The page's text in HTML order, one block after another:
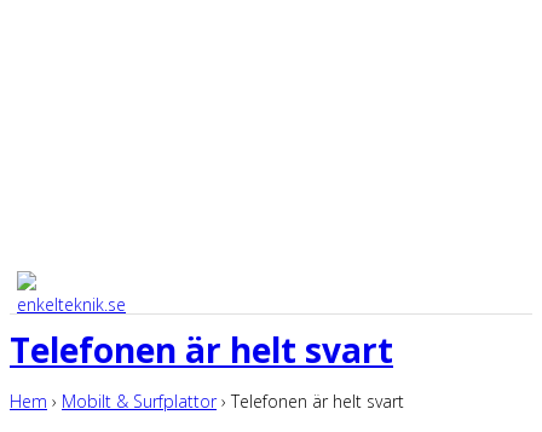
Telefonen är helt svart
Hem › Mobilt & Surfplattor › Telefonen är helt svart